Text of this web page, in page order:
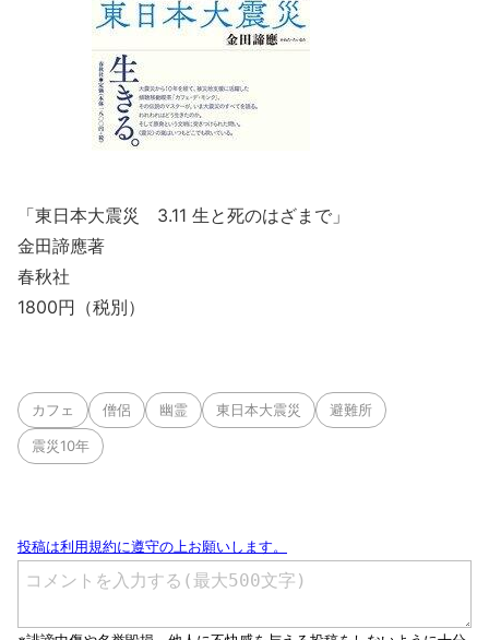
「東日本大震災 3.11 生と死のはざまで」
金田諦應著
春秋社
1800円（税別）
カフェ 僧侶 幽霊 東日本大震災 避難所
震災10年